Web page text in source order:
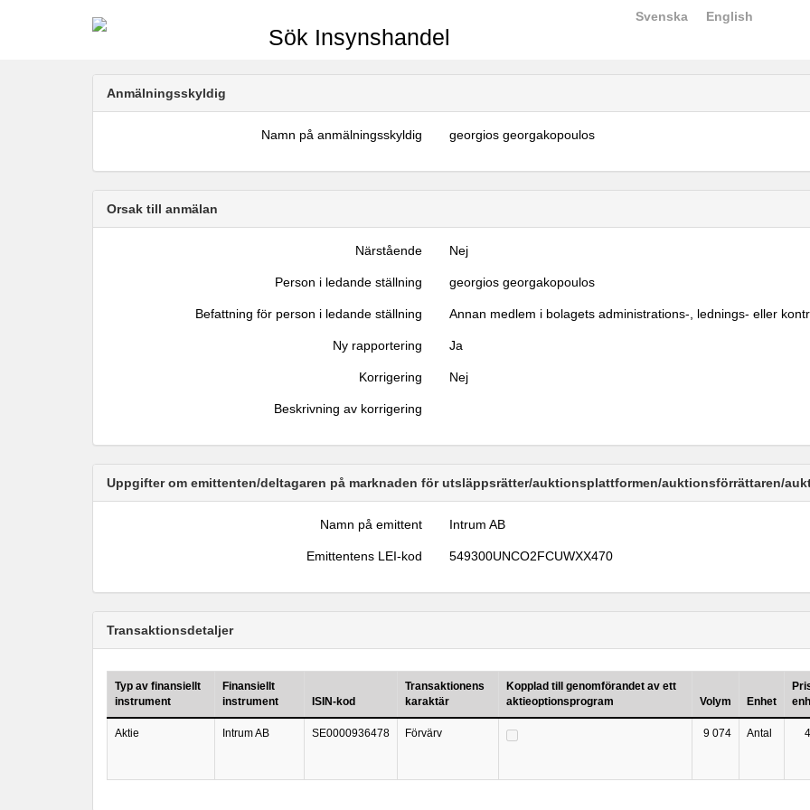
Sök Insynshandel
Svenska English
Anmälningsskyldig
Namn på anmälningsskyldig georgios georgakopoulos
Orsak till anmälan
Närstående Nej
Person i ledande ställning georgios georgakopoulos
Befattning för person i ledande ställning Annan medlem i bolagets administrations-, lednings- eller
Ny rapportering Ja
Korrigering Nej
Beskrivning av korrigering
Uppgifter om emittenten/deltagaren på marknaden för utsläppsrätter/auktionsplattformen/auktionsförrättaren/
Namn på emittent Intrum AB
Emittentens LEI-kod 549300UNCO2FCUWXX470
Transaktionsdetaljer
Typ av finansiellt
instrument
Finansiellt
instrument
ISIN-kod
Transaktionens
karaktär
Kopplad till genomförandet av ett
aktieoptionsprogram
Volym Enhet
Aktie Intrum AB SE0000936478 Förvärv 9 074 Antal